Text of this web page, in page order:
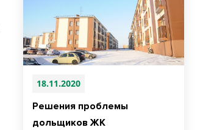
18.11.2020
Решения проблемы
дольщиков ЖК